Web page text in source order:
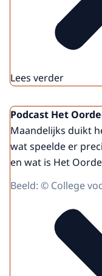
Lees verder
Podcast Het
Maandelijks duikt
wat speelde er
en wat is Het
Beeld: © College